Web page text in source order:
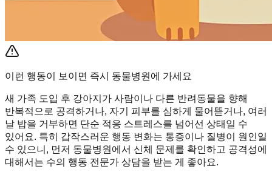
이런 행동이 보이면 즉시 동물병원에 가세요
새 가족 도입 후 강아지가 사람이나 다른 반려동물을 향해
반복적으로 공격하거나, 자기 피부를 심하게 물어뜯거나, 여러
날 밥을 거부하면 단순 적응 스트레스를 넘어선 상태일 수
있어요. 특히 갑작스러운 행동 변화는 통증이나 질병이 원인일
수 있으니, 먼저 동물병원에서 신체 문제를 확인하고 공격성에
대해서는 수의 행동 전문가 상담을 받는 게 좋아요.